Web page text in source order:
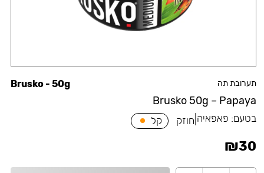
תערובת תה
Brusko 50g – Papaya
Brusko - 50g
בטעם: פאפאיה חוזק קל
₪30